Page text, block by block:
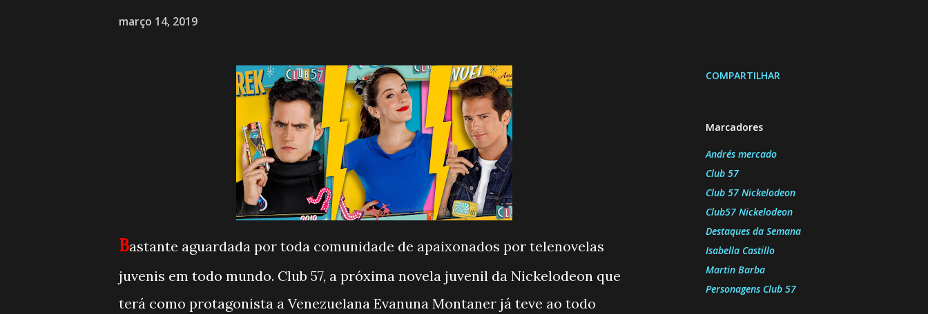
março 14, 2019
Bastante aguardada por toda comunidade de apaixonados por telenovelas
juvenis em todo mundo. Club 57, a próxima novela juvenil da Nickelodeon que
terá como protagonista a Venezuelana Evanuna Montaner já teve ao todo
COMPARTILHAR
Marcadores
Andrés mercado
Club 57
Club 57 Nickelodeon
Club57 Nickelodeon
Destaques da Semana
Isabella Castillo
Martin Barba
Personagens Club 57